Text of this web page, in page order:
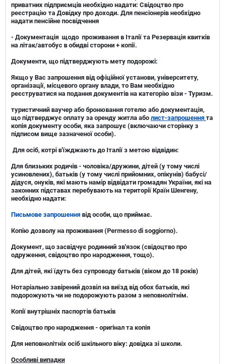
приватних підприємців необхідно надати: Свідоцтво про
реєстрацію та Довідку про доходи. Для пенсіонерів необхідно
надати пенсійне посвідчення
- Документація щодо проживання в Італії та Резервація квитків
на літак/автобус в обидві сторони + копії.
Документи, що підтверджують мету подорожі:
Якщо у Вас запрошення від офіційної установи, університету,
організації, місцевого органу влади, то Вам необхідно
реєструватися на подання документів на категорію візи - Туризм.
туристичний ваучер або бронювання готелю або документація,
що підтверджує оплату за оренду житла або лист-запрошення та
копія документу особи, яка запрошує (включаючи сторінку з
підписом вище зазначеної особи).
Для осіб, котрі в'їжджають до Італії з метою відвідин:
Для близьких родичів - чоловіка/дружини, дітей (у тому числі
усиновлених), батьків (у тому числі прийомних, опікунів) бабусі/
дідуся, онуків, які мають намір відвідати громадян України, які на
законних підставах перебувають на території Країн Шенгену,
необхідно надати:
Письмове запрошення від особи, що приймає.
Копію дозволу на проживання (Рermesso di soggiorno).
Документ, що засвідчує родинний зв'язок (свідоцтво про
одруження, свідоцтво про народження, тощо).
Для дітей, які їдуть без супроводу батьків (віком до 18 років)
Нотаріально завірений дозвіл на виїзд від обох батьків, які
подорожують чи не подорожують разом з неповнолітнім.
Копії внутрішніх паспортів батьків
Свідоцтво про народження - оригінал та копія
Для неповнолітніх осіб шкільного віку: довідка зі школи.
Особливі випадки